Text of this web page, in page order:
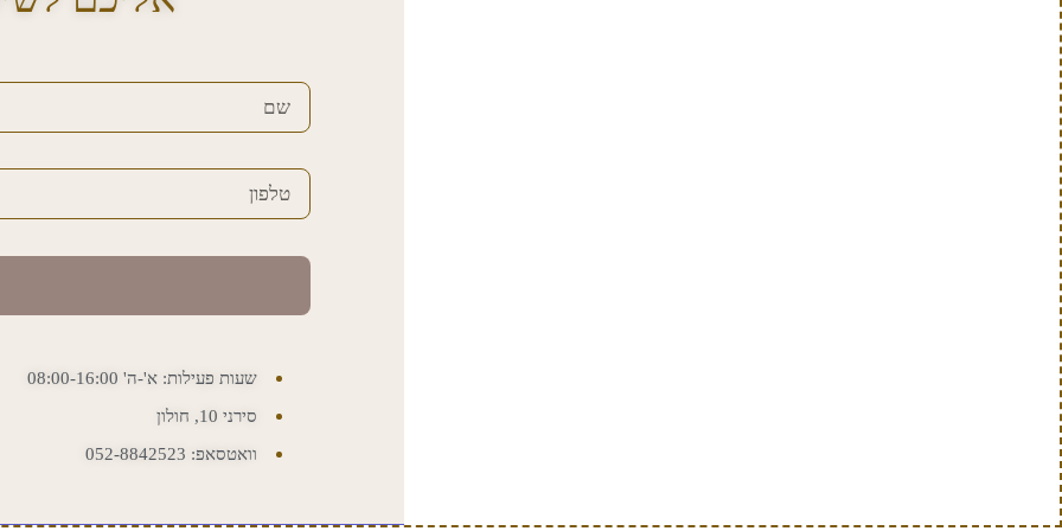
שעות פעילות: א'-ה' 08:00-16:00
סירני 10, חולון
וואטסאפ: 052-8842523